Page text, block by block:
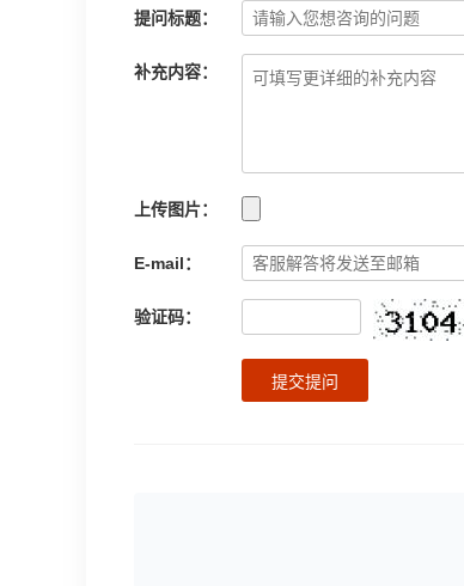
提问标题：
补充内容：
上传图片：
E-mail：
验证码：
提交提问